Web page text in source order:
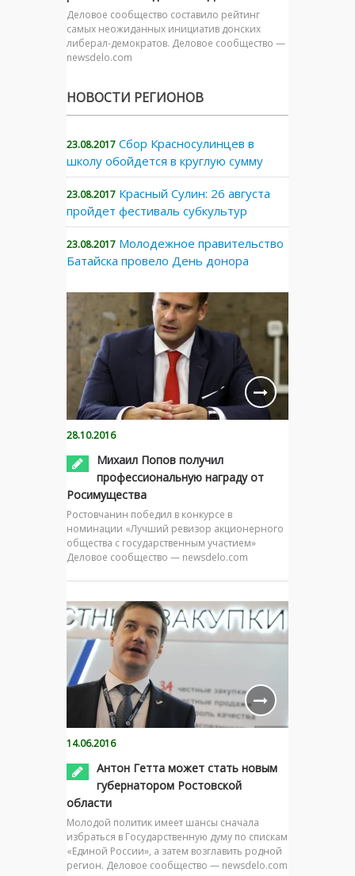
Деловое сообщество составило рейтинг
самых неожиданных инициатив донских
либерал-демократов. Деловое сообщество —
newsdelo.com
НОВОСТИ РЕГИОНОВ
23.08.2017 Сбор Красносулинцев в
школу обойдется в круглую сумму
23.08.2017 Красный Сулин: 26 августа
пройдет фестиваль субкультур
23.08.2017 Молодежное правительство
Батайска провело День донора
28.10.2016
Михаил Попов получил
профессиональную награду от
Росимущества
Ростовчанин победил в конкурсе в
номинации «Лучший ревизор акционерного
общества с государственным участием»
Деловое сообщество — newsdelo.com
14.06.2016
Антон Гетта может стать новым
губернатором Ростовской
области
Молодой политик имеет шансы сначала
избраться в Государственную думу по спискам
«Единой России», а затем возглавить родной
регион. Деловое сообщество — newsdelo.com